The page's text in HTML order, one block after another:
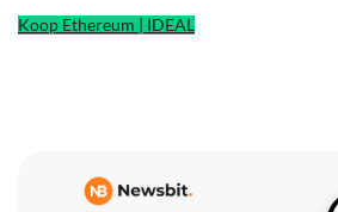
Koop Ethereum | IDEAL